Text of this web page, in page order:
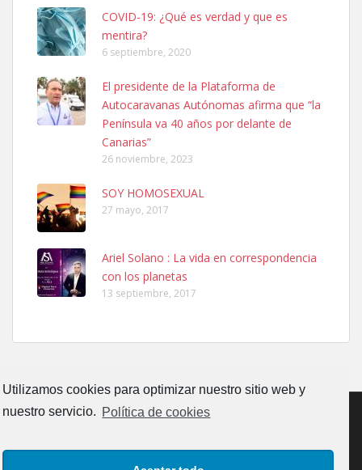
Utilizamos cookies para optimizar nuestro sitio web y
nuestro servicio. Política de cookies
Ninfa perdida
El día 5 se los perdió una ninfa papillera, asustada tiene miedo a la
calle, se perdió por la zon...
Leales.org » Gran Canaria
6.7.2025
Adopcion
Busco casa de acogida para mi perrita ya que por temas de trabajo
no la puedo tener. Solo gente r...
Gata joven encontrada
Gata joven encontrada en zona calle San Bernardo de Las Palmas
COVID-19: ¿Qué es verdad y que es
mentira?
6 septiembre, 2020
El presidente de la Plataforma de
Autocaravanas Autónomas afirma que “la
Península va 40 años por delante de
Canarias”
26 noviembre, 2023
SOY HOMOSEXUAL
27 mayo, 2017
Ariel Solano : La vida en correspondencia
con los planetas
13 septiembre, 2017